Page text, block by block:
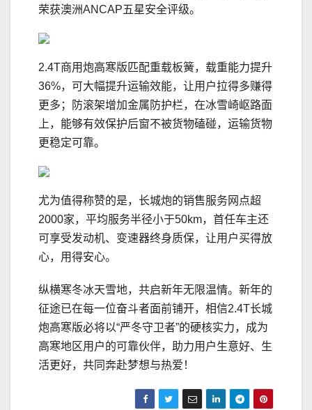
荣获澳洲ANCAP五星安全评级。
2.4T商用炮高寒版匹配重载板簧，载重能力提升
36%，可大幅提升运输效能，让用户拉得多赚得
更多；防滚架增加金属防护栏，在冰雪崎岖路面
上，能够有效保护后窗不被货物磕碰，运输货物
更稳定可靠。
尤为值得称赞的是，长城炮的销售服务网点超
2000家，平均服务半径小于50km，首任车主还
可享受发动机、变速器终身质保，让用户买得放
心，用得安心。
纵横寒冬冰天雪地，共启新年无限温情。新年的
征途已在每一位奋斗者面前铺开，相信2.4T长城
炮高寒版必将以“严冬守卫者”的硬核实力，成为
高寒地区用户的可靠伙伴，助力用户生意好、生
活更好，共同奔赴梦想与热爱！